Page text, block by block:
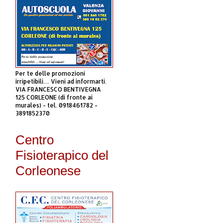
Per te delle promozioni
irripetibili.... Vieni ad informarti.
VIA FRANCESCO BENTIVEGNA
125 CORLEONE (di fronte ai
murales) - tel. 0918461782 -
3891852370
Centro
Fisioterapico del
Corleonese